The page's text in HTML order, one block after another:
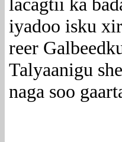
iyadoo isku
reer
Talyaanigu
naga soo